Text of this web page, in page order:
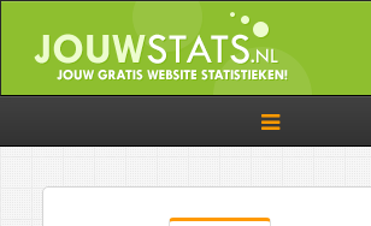
Toggle
navigation